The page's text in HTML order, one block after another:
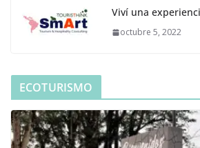
Viví una
octubre 5, 2022
ECOTURISMO